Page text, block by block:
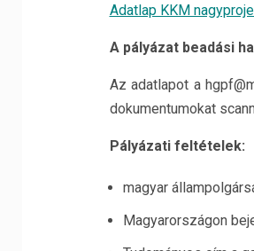
Adatlap KKM
A pályázat beadási
Az adatlapot a
dokumentumokat
Pályázati feltételek:
magyar
Magyarországon